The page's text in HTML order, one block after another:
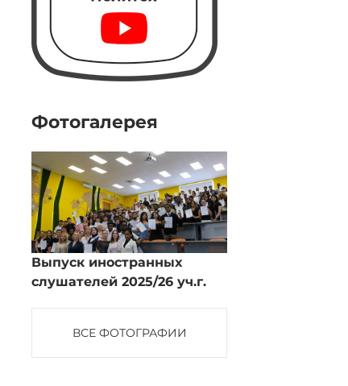
Фотогалерея
Выпуск иностранных
слушателей 2025/26 уч.г.
ВСЕ ФОТОГРАФИИ